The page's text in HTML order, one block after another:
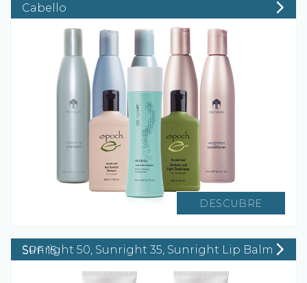
Cabello
DESCUBRE
Sunright 50, Sunright 35, Sunright Lip Balm SPF 15